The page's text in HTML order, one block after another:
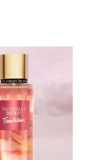
29.90 €.